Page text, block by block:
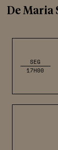
SEG
17H00
De Maria